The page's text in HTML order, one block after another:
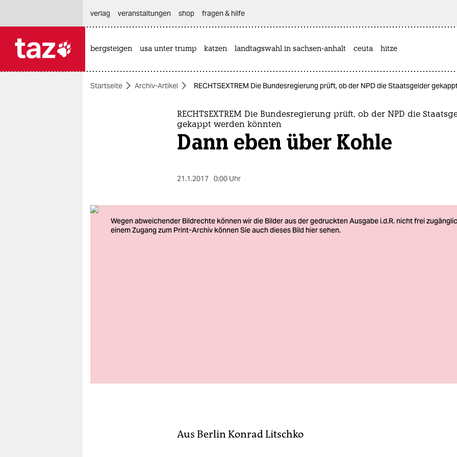
themen
sport
berlin
verlag
veranstaltungen shop fragen & hilfe
bergsteigen usa unter trump katzen landtagswahl in sachsen-anhalt ceuta hitze
Startseite Archiv-Artikel RECHTSEXTREM Die Bundesregierung prüft, ob der NPD die Staatsgelder
RECHTSEXTREM Die Bundesregierung prüft, ob der NPD die
gekappt werden könnten
Dann eben über Kohle
21.1.2017 0:00 Uhr
Aus BerlinKonrad Litschko